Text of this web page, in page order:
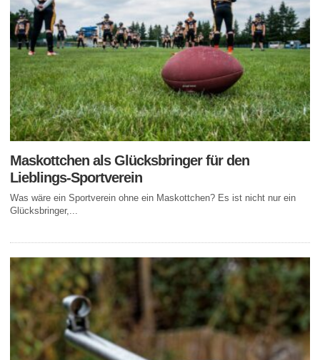
Maskottchen als Glücksbringer für den
Lieblings-Sportverein
Was wäre ein Sportverein ohne ein Maskottchen? Es ist nicht nur ein
Glücksbringer,...